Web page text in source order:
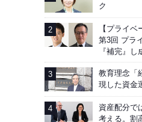
ク
【プライベ
第3回 プラ
『補完』し
教育理念「
現した資金
資産配分で
考える。割